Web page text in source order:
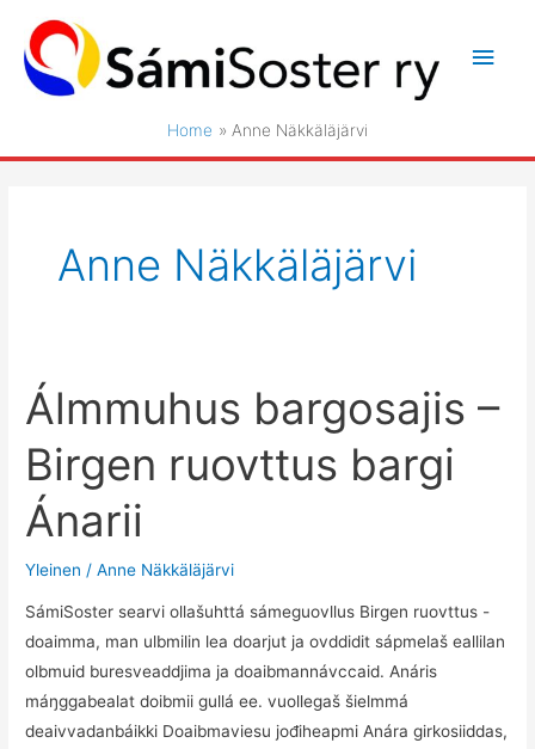
content
Main
Home Anne Näkkäläjärvi
Anne Näkkäläjärvi
Álmmuhus bargosajis –
Birgen ruovttus bargi
Ánarii
Yleinen /Anne Näkkäläjärvi
SámiSoster searvi ollašuhttá sámeguovllus Birgen ruovttus -
doaimma, man ulbmilin lea doarjut ja ovddidit sápmelaš eallilan
olbmuid buresveaddjima ja doaibmannávccaid. Anáris
máŋggabealat doibmii gullá ee. vuollegaš šielmmá
deaivvadanbáikki Doaibmaviesu jođiheapmi Anára girkosiiddas,